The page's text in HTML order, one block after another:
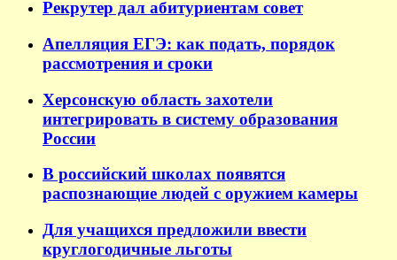
Рекрутер дал абитуриентам совет
Апелляция ЕГЭ: как подать, порядок
рассмотрения и сроки
Херсонскую область захотели
интегрировать в систему образования
России
В российский школах появятся
распознающие людей с оружием камеры
Для учащихся предложили ввести
круглогодичные льготы